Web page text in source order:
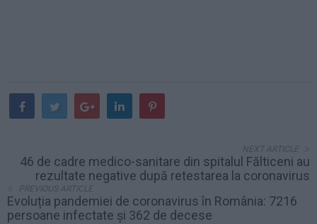
NEXT ARTICLE
46 de cadre medico-sanitare din spitalul Fălticeni au
rezultate negative după retestarea la coronavirus
PREVIOUS ARTICLE
Evoluția pandemiei de coronavirus în România: 7216
persoane infectate și 362 de decese